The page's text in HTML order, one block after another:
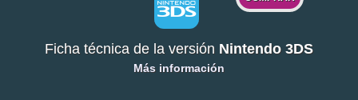
Ficha técnica de la versión Nintendo 3DS
Más información